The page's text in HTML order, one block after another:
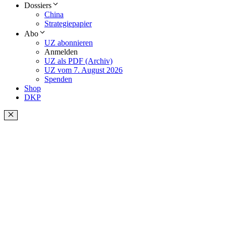
Dossiers
China
Strategiepapier
Abo
UZ abonnieren
Anmelden
UZ als PDF (Archiv)
UZ vom 7. August 2026
Spenden
Shop
DKP
Schließen